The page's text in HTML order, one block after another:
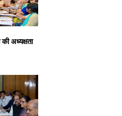
अध्यक्षता